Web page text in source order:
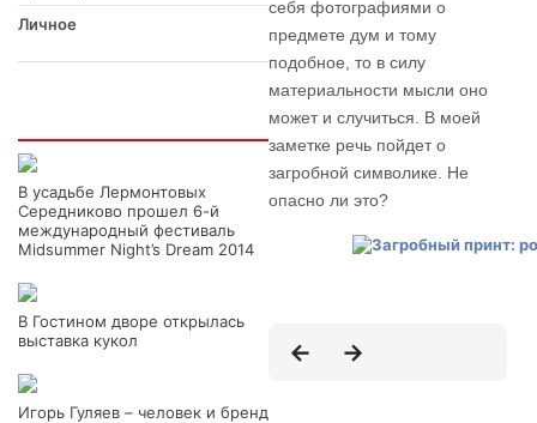
Личное
В усадьбе Лермонтовых
Середниково прошел 6-й
международный фестиваль
Midsummer Night’s Dream 2014
В Гостином дворе открылась
выставка кукол
Игорь Гуляев – человек и бренд
себя фотографиями о
предмете дум и тому
подобное, то в силу
материальности мысли оно
может и случиться. В моей
заметке речь пойдет о
загробной символике. Не
опасно ли это?